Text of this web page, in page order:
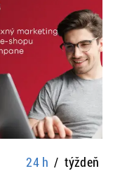
24 h / týždeň